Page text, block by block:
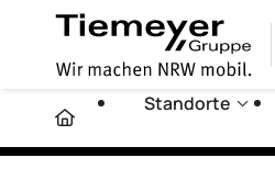
Standorte